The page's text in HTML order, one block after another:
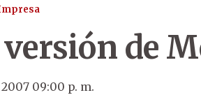
de
09:00 p. m.